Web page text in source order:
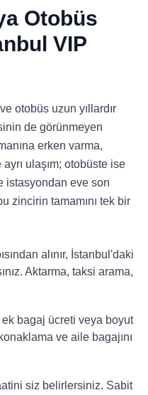
Otobüs
VIP
otobüs uzun yıllardır
de görünmeyen
erken varma,
ayrı ulaşım; otobüste ise
istasyondan eve son
zincirin tamamını tek bir
alınır, İstanbul'daki
Aktarma, taksi arama,
bagaj ücreti veya boyut
ve aile bagajını
siz belirlersiniz. Sabit